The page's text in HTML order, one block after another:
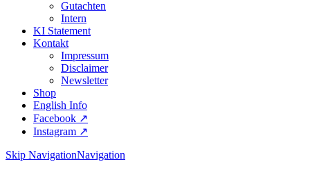
Gutachten
Intern
KI Statement
Kontakt
Impressum
Disclaimer
Newsletter
Shop
English Info
Facebook ↗︎
Instagram ↗︎
Skip NavigationNavigation